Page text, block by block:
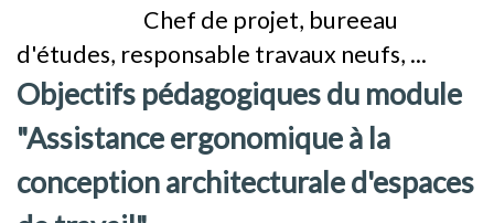
Chef de projet, bureeau
d'études, responsable travaux neufs, ...
Objectifs pédagogiques du module
"Assistance ergonomique à la
conception architecturale d'espaces